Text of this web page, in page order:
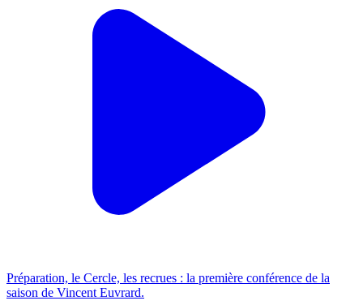
Préparation, le Cercle, les recrues : la première conférence de la
saison de Vincent Euvrard.